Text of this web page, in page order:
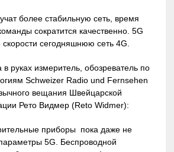
более стабильную сеть, время
сократится качественно. 5G
скорости сегодняшнюю сеть 4G.
в руках измеритель, обозреватель по
Schweizer Radio und Fernsehen
вещания Швейцарской
Рето Видмер (Reto Widmer):
приборы пока даже не
5G. Беспроводной